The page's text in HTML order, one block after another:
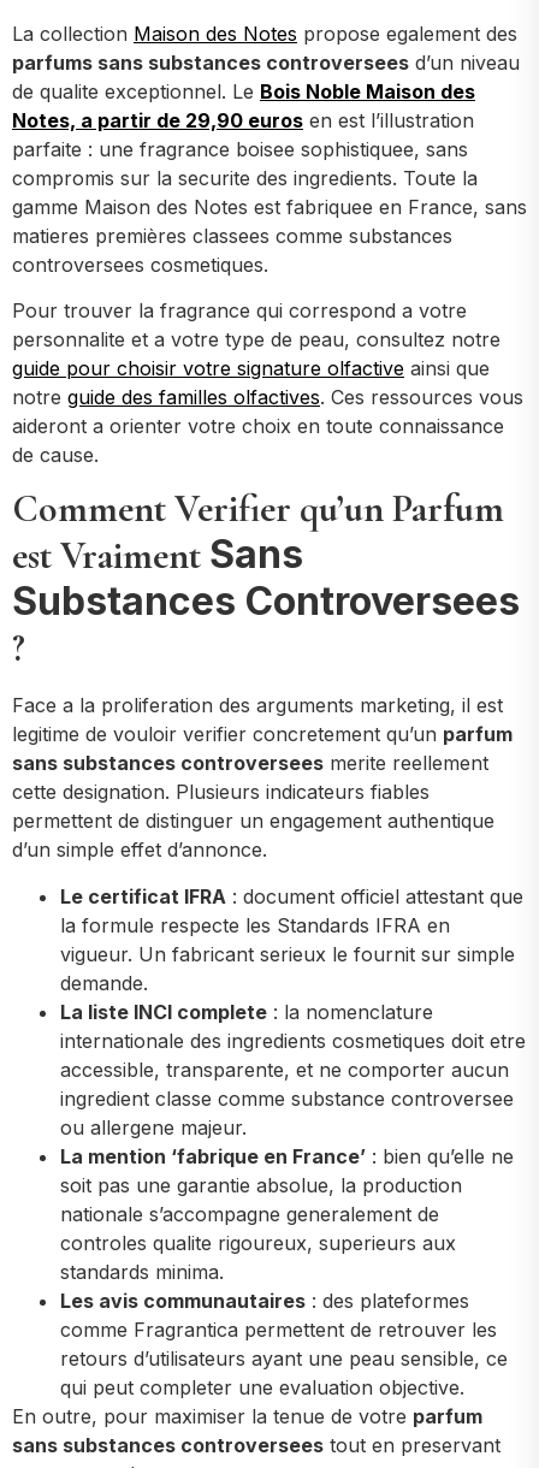
La collection Maison des Notes propose egalement des
parfums sans substances controversees d’un niveau
de qualite exceptionnel. Le Bois Noble Maison des
Notes, a partir de 29,90 euros en est l’illustration
parfaite : une fragrance boisee sophistiquee, sans
compromis sur la securite des ingredients. Toute la
gamme Maison des Notes est fabriquee en France, sans
matieres premières classees comme substances
controversees cosmetiques.
Pour trouver la fragrance qui correspond a votre
personnalite et a votre type de peau, consultez notre
guide pour choisir votre signature olfactive ainsi que
notre guide des familles olfactives. Ces ressources vous
aideront a orienter votre choix en toute connaissance
de cause.
Comment Verifier qu’un Parfum
est Vraiment Sans
Substances Controversees
?
Face a la proliferation des arguments marketing, il est
legitime de vouloir verifier concretement qu’un parfum
sans substances controversees merite reellement
cette designation. Plusieurs indicateurs fiables
permettent de distinguer un engagement authentique
d’un simple effet d’annonce.
Le certificat IFRA : document officiel attestant que
la formule respecte les Standards IFRA en
vigueur. Un fabricant serieux le fournit sur simple
demande.
La liste INCI complete : la nomenclature
internationale des ingredients cosmetiques doit etre
accessible, transparente, et ne comporter aucun
ingredient classe comme substance controversee
ou allergene majeur.
La mention ‘fabrique en France’ : bien qu’elle ne
soit pas une garantie absolue, la production
nationale s’accompagne generalement de
controles qualite rigoureux, superieurs aux
standards minima.
Les avis communautaires : des plateformes
comme Fragrantica permettent de retrouver les
retours d’utilisateurs ayant une peau sensible, ce
qui peut completer une evaluation objective.
En outre, pour maximiser la tenue de votre parfum
sans substances controversees tout en preservant